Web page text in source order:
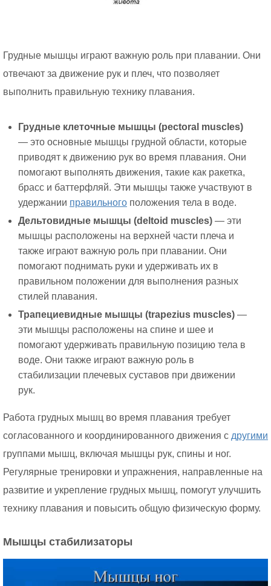
Грудные мышцы играют важную роль при плавании. Они
отвечают за движение рук и плеч, что позволяет
выполнить правильную технику плавания.
Грудные клеточные мышцы (pectoral muscles)
— это основные мышцы грудной области, которые
приводят к движению рук во время плавания. Они
помогают выполнять движения, такие как ракетка,
брасс и баттерфляй. Эти мышцы также участвуют в
удержании правильного положения тела в воде.
Дельтовидные мышцы (deltoid muscles) — эти
мышцы расположены на верхней части плеча и
также играют важную роль при плавании. Они
помогают поднимать руки и удерживать их в
правильном положении для выполнения разных
стилей плавания.
Трапециевидные мышцы (trapezius muscles) —
эти мышцы расположены на спине и шее и
помогают удерживать правильную позицию тела в
воде. Они также играют важную роль в
стабилизации плечевых суставов при движении
рук.
Работа грудных мышц во время плавания требует
согласованного и координированного движения с другими
группами мышц, включая мышцы рук, спины и ног.
Регулярные тренировки и упражнения, направленные на
развитие и укрепление грудных мышц, помогут улучшить
технику плавания и повысить общую физическую форму.
Мышцы стабилизаторы